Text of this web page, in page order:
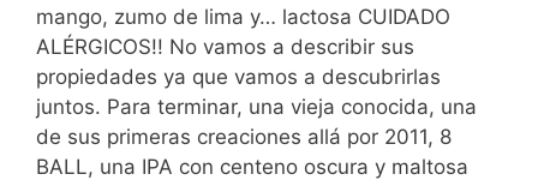
mango, zumo de lima y… lactosa CUIDADO
ALÉRGICOS!! No vamos a describir sus
propiedades ya que vamos a descubrirlas
juntos. Para terminar, una vieja conocida, una
de sus primeras creaciones allá por 2011, 8
BALL, una IPA con centeno oscura y maltosa